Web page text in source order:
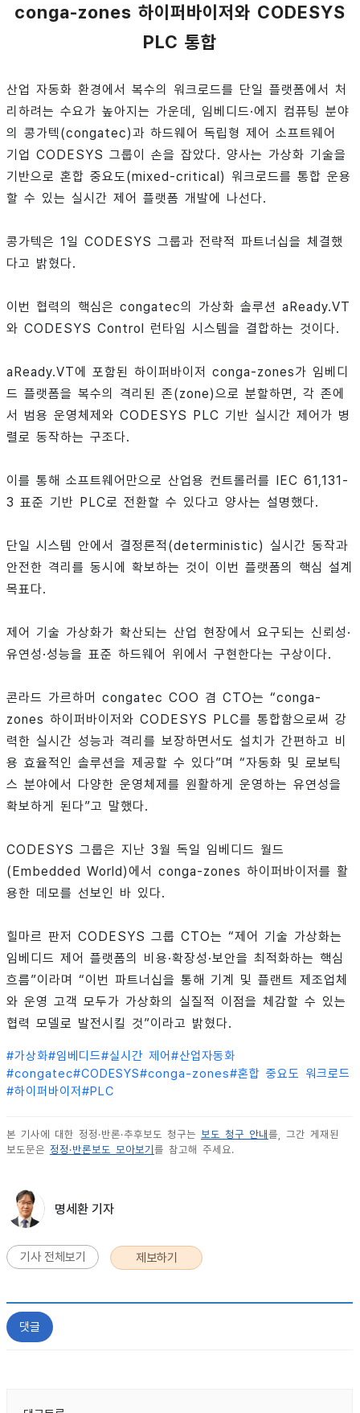
conga-zones 하이퍼바이저와 CODESYS
PLC 통합
산업 자동화 환경에서 복수의 워크로드를 단일 플랫폼에서 처
리하려는 수요가 높아지는 가운데, 임베디드·에지 컴퓨팅 분야
의 콩가텍(congatec)과 하드웨어 독립형 제어 소프트웨어
기업 CODESYS 그룹이 손을 잡았다. 양사는 가상화 기술을
기반으로 혼합 중요도(mixed-critical) 워크로드를 통합 운용
할 수 있는 실시간 제어 플랫폼 개발에 나선다.
콩가텍은 1일 CODESYS 그룹과 전략적 파트너십을 체결했
다고 밝혔다.
이번 협력의 핵심은 congatec의 가상화 솔루션 aReady.VT
와 CODESYS Control 런타임 시스템을 결합하는 것이다.
aReady.VT에 포함된 하이퍼바이저 conga-zones가 임베디
드 플랫폼을 복수의 격리된 존(zone)으로 분할하면, 각 존에
서 범용 운영체제와 CODESYS PLC 기반 실시간 제어가 병
렬로 동작하는 구조다.
이를 통해 소프트웨어만으로 산업용 컨트롤러를 IEC 61,131-
3 표준 기반 PLC로 전환할 수 있다고 양사는 설명했다.
단일 시스템 안에서 결정론적(deterministic) 실시간 동작과
안전한 격리를 동시에 확보하는 것이 이번 플랫폼의 핵심 설계
목표다.
제어 기술 가상화가 확산되는 산업 현장에서 요구되는 신뢰성·
유연성·성능을 표준 하드웨어 위에서 구현한다는 구상이다.
콘라드 가르하머 congatec COO 겸 CTO는 “conga-
zones 하이퍼바이저와 CODESYS PLC를 통합함으로써 강
력한 실시간 성능과 격리를 보장하면서도 설치가 간편하고 비
용 효율적인 솔루션을 제공할 수 있다”며 “자동화 및 로보틱
스 분야에서 다양한 운영체제를 원활하게 운영하는 유연성을
확보하게 된다”고 말했다.
CODESYS 그룹은 지난 3월 독일 임베디드 월드
(Embedded World)에서 conga-zones 하이퍼바이저를 활
용한 데모를 선보인 바 있다.
힐마르 판저 CODESYS 그룹 CTO는 “제어 기술 가상화는
임베디드 제어 플랫폼의 비용·확장성·보안을 최적화하는 핵심
흐름”이라며 “이번 파트너십을 통해 기계 및 플랜트 제조업체
와 운영 고객 모두가 가상화의 실질적 이점을 체감할 수 있는
협력 모델로 발전시킬 것”이라고 밝혔다.
#가상화#임베디드#실시간 제어 #산업자동화
#congatec#CODESYS#conga-zones#혼합 중요도 워크로드
#하이퍼바이저 #PLC
본 기사에 대한 정정·반론·추후보도 청구는 보도 청구 안내 를, 그간 게재된
보도문은 정정·반론보도 모아보기 를 참고해 주세요.
명세환 기자
기사 전체보기 제보하기
댓글